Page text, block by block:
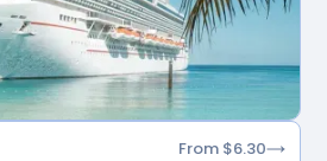
From $6.30